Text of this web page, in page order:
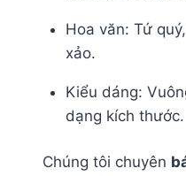
Hoa văn: Tứ
xảo.
Kiểu dáng:
dạng kích thước.
Chúng tôi chuyên